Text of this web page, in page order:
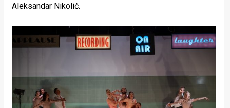
Aleksandar Nikolić.